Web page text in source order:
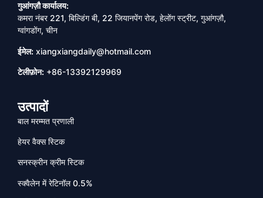
गुआंगज़ौ कार्यालय:
कमरा नंबर 221, बिल्डिंग बी, 22 जियानपेंग रोड, हेलोंग स्ट्रीट, गुआंगज़ौ,
ग्वांगडोंग, चीन
ईमेल: xiangxiangdaily@hotmail.com
टेलीफ़ोन: +86-13392129969
उत्पादों
बाल मरम्मत प्रणाली
हेयर वैक्स स्टिक
सनस्क्रीन क्रीम स्टिक
स्क्वैलेन में रेटिनॉल 0.5%